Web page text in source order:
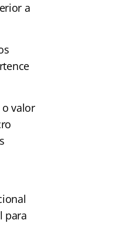
a
valor
para